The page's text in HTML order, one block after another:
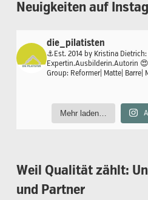
Neuigkeiten auf
die_pilatisten
⚓️Est. 2014 by Kristina Dietrich:
Expertin.Ausbilderin.Autorin
Group: Reformer| Matte| Barre|
Mehr laden…
Weil Qualität zählt:
und Partner